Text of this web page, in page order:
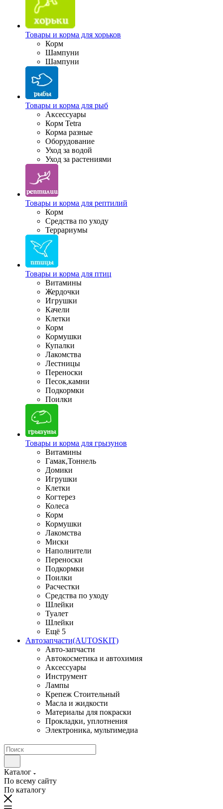
Товары и корма для хорьков
Корм
Шампуни
Шампуни
Товары и корма для рыб
Аксессуары
Корм Tetra
Корма разные
Оборудование
Уход за водой
Уход за растениями
Товары и корма для рептилий
Корм
Средства по уходу
Террариумы
Товары и корма для птиц
Витамины
Жердочки
Игрушки
Качели
Клетки
Корм
Кормушки
Купалки
Лакомства
Лестницы
Переноски
Песок,камни
Подкормки
Поилки
Товары и корма для грызунов
Витамины
Гамак,Тоннель
Домики
Игрушки
Клетки
Когтерез
Колеса
Корм
Кормушки
Лакомства
Миски
Наполнители
Переноски
Подкормки
Поилки
Расчестки
Средства по уходу
Шлейки
Туалет
Шлейки
Ещё 5
Автозапчасти(AUTOSKIT)
Авто-запчасти
Автокосметика и автохимия
Аксессуары
Инструмент
Лампы
Крепеж Стоительный
Масла и жидкости
Материалы для покраски
Прокладки, уплотнения
Электроника, мультимедиа
Каталог
По всему сайту
По каталогу